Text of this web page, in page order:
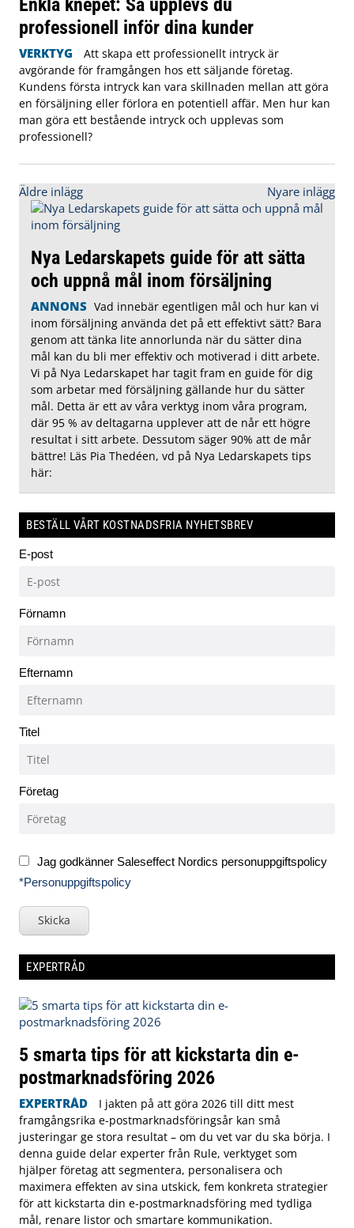
professionell inför dina kunder
VERKTYG
Att skapa ett professionellt intryck är
avgörande för framgången hos ett säljande företag.
Kundens första intryck kan vara skillnaden mellan att göra
en försäljning eller förlora en potentiell affär. Men hur kan
man göra ett bestående intryck och upplevas som
professionell?
Inläggsnavigering
Äldre inlägg Nyare inlägg
Nya Ledarskapets guide för att sätta
och uppnå mål inom försäljning
ANNONS Vad innebär egentligen mål och hur kan vi
inom försäljning använda det på ett effektivt sätt? Bara
genom att tänka lite annorlunda när du sätter dina
mål kan du bli mer effektiv och motiverad i ditt arbete.
Vi på Nya Ledarskapet har tagit fram en guide för dig
som arbetar med försäljning gällande hur du sätter
mål. Detta är ett av våra verktyg inom våra program,
där 95 % av deltagarna upplever att de når ett högre
resultat i sitt arbete. Dessutom säger 90% att de mår
bättre! Läs Pia Thedéen, vd på Nya Ledarskapets tips
här:
BESTÄLL VÅRT KOSTNADSFRIA NYHETSBREV
E-post
Förnamn
Efternamn
Titel
Företag
Jag godkänner Saleseffect Nordics personuppgiftspolicy
*Personuppgiftspolicy
Skicka
EXPERTRÅD
5 smarta tips för att kickstarta din e-
postmarknadsföring 2026
EXPERTRÅD
I jakten på att göra 2026 till ditt mest
framgångsrika e-postmarknadsföringsår kan små
justeringar ge stora resultat – om du vet var du ska börja. I
denna guide delar experter från Rule, verktyget som
hjälper företag att segmentera, personalisera och
maximera effekten av sina utskick, fem konkreta strategier
för att kickstarta din e-postmarknadsföring med tydliga
mål, renare listor och smartare kommunikation.